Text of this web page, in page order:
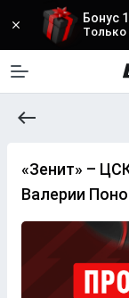
Бонус
Только
«Зенит» –
Валерии